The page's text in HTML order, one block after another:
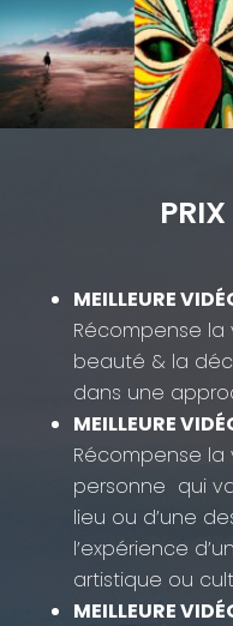
MEILLEURE
Récompense la
beauté & la
dans une
MEILLEURE
Récompense
personne qui
lieu ou d’une
l’expérience
artistique ou
MEILLEURE